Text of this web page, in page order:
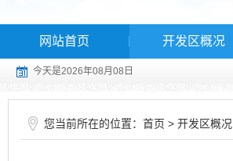
网站首页 开发区概况
今天是2026年08月08日
您当前所在的位置： 首页 > 开发区概况